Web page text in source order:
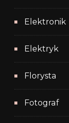
Elektronik
Elektryk
Florysta
Fotograf